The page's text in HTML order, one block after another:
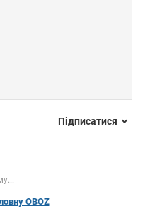
Підписатися
OBOZ